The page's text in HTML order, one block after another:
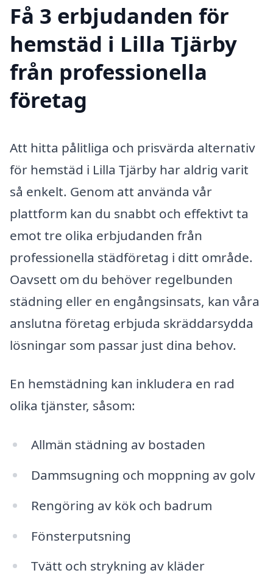
Få 3 erbjudanden för
hemstäd i Lilla Tjärby
från professionella
företag
Att hitta pålitliga och prisvärda alternativ
för hemstäd i Lilla Tjärby har aldrig varit
så enkelt. Genom att använda vår
plattform kan du snabbt och effektivt ta
emot tre olika erbjudanden från
professionella städföretag i ditt område.
Oavsett om du behöver regelbunden
städning eller en engångsinsats, kan våra
anslutna företag erbjuda skräddarsydda
lösningar som passar just dina behov.
En hemstädning kan inkludera en rad
olika tjänster, såsom:
Allmän städning av bostaden
Dammsugning och moppning av golv
Rengöring av kök och badrum
Fönsterputsning
Tvätt och strykning av kläder